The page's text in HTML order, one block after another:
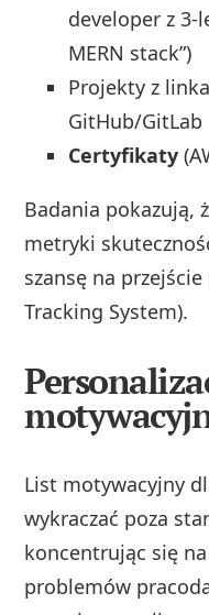
developer z
MERN stack”)
Projekty z
GitHub/GitLab
Certyfikaty
Badania pokazują,
metryki
szansę na
Tracking System).
List motywacyjny
wykraczać poza
koncentrując się
problemów